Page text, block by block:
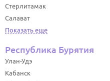
Стерлитамак
Салават
Показать еще
Республика Бурятия
Улан-Удэ
Кабанск